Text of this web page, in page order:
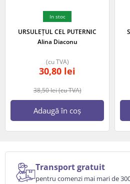
In stoc
URSULEȚUL CEL PUTERNIC
Alina Diaconu
38,50lei(cu TVA)
30,80 lei
(cu TVA)
Adaugă în coș
Transport gratuit
pentru comenzi mai mari de